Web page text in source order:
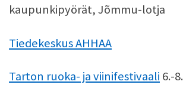
kaupunkipyörät, Jõmmu-lotja
Tiedekeskus AHHAA
Tarton ruoka- ja viinifestivaali 6.-